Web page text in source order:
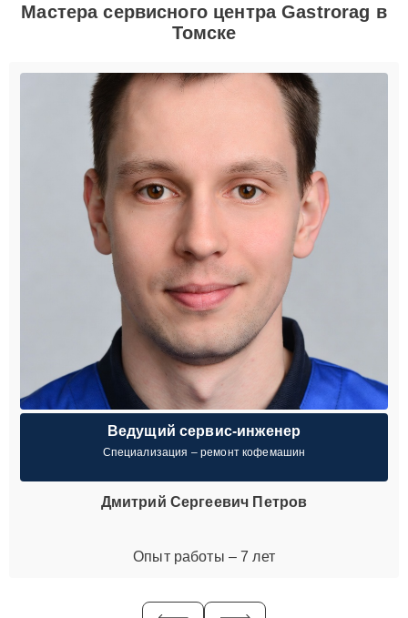
Мастера сервисного центра Gastrorag в
Томске
Ведущий сервис-инженер
Специализация – ремонт кофемашин
Дмитрий Сергеевич Петров
Опыт работы – 7 лет